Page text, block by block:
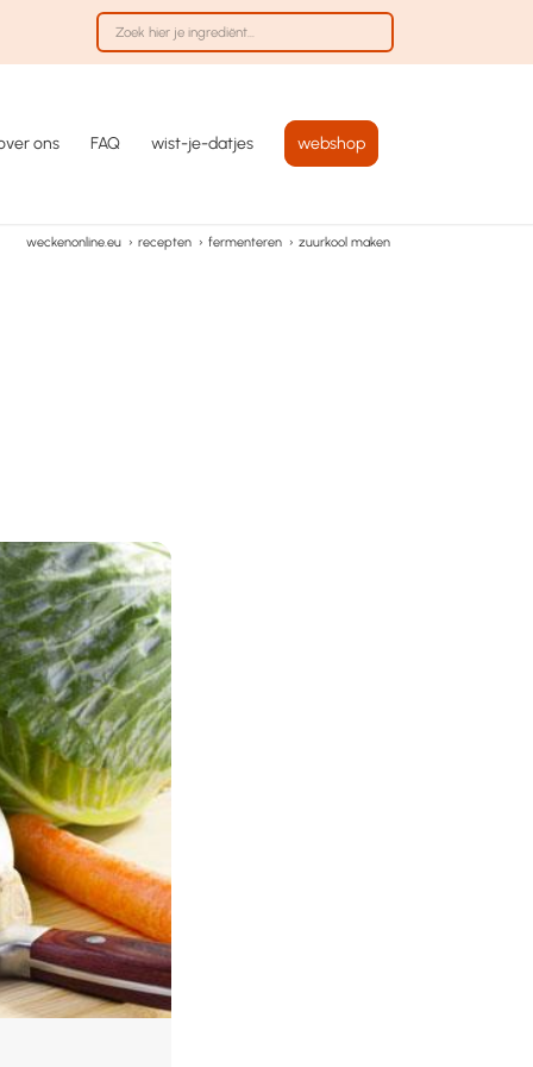
ons FAQ wist-je-datjes webshop
weckenonline.eu › recepten › fermenteren › zuurkool maken